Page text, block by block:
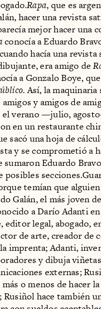
Rapa, que es
hacer una revista
mejor hacer una
conocía a Eduardo
hacía una revista
era amigo de
a Gonzalo Boye,
. Así, la maquinaria
y amigos de
el verano —julio,
en un restaurante
sacó una hoja de
y se comprometió a
Eduardo
posibles
temían que
Galán, el más joven
a Darío Adanti
legal, abogado,
de arte, creador de
imprenta; Adanti,
y dibuja
externas;
o menos de hacer
Rusiñol hace también